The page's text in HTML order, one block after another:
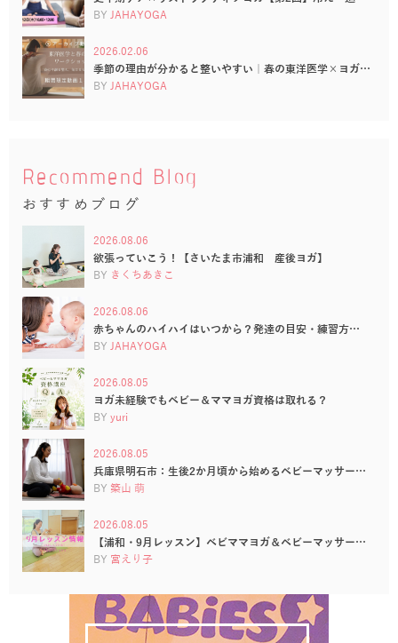
BY JAHAYOGA
2026.02.06
季節の理由が分かると整いやすい｜春の東洋医学×ヨガ…
BY JAHAYOGA
Recommend Blog
おすすめブログ
2026.08.06
欲張っていこう！【さいたま市浦和 産後ヨガ】
BY きくちあきこ
2026.08.06
赤ちゃんのハイハイはいつから？発達の目安・練習方…
BY JAHAYOGA
2026.08.05
ヨガ未経験でもベビー＆ママヨガ資格は取れる？
BY yuri
2026.08.05
兵庫県明石市：生後2か月頃から始めるベビーマッサー…
BY 築山 萌
2026.08.05
【浦和・9月レッスン】ベビママヨガ＆ベビーマッサー…
BY 宮えり子